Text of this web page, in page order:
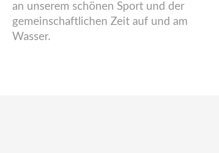
an unserem schönen Sport und der
gemeinschaftlichen Zeit auf und am
Wasser.